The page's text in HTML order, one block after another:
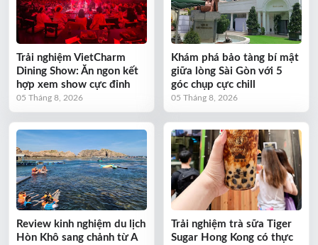
Trải nghiệm VietCharm
Dining Show: Ăn ngon kết
hợp xem show cực đỉnh
05 Tháng 8, 2026
Khám phá bảo tàng bí mật
giữa lòng Sài Gòn với 5
góc chụp cực chill
05 Tháng 8, 2026
Review kinh nghiệm du lịch
Hòn Khô sang chảnh từ A
Trải nghiệm trà sữa Tiger
Sugar Hong Kong có thực